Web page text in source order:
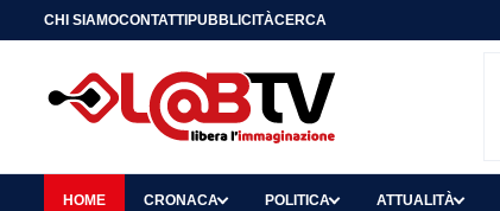
CHI SIAMOCONTATTIPUBBLICITÀCERCA
HOME CRONACA POLITICA ATTUALITÀ